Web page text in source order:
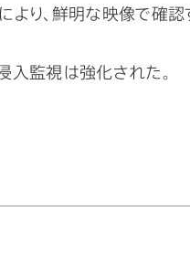
り、鮮明な映像で確
入監視は強化された。